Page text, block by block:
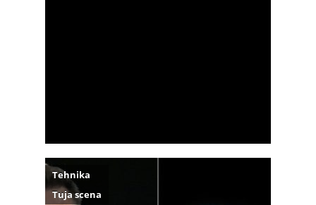
Tehnika
Tuja scena